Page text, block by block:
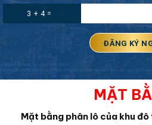
3 + 4 =
MẶT
Mặt bằng phân lô của khu